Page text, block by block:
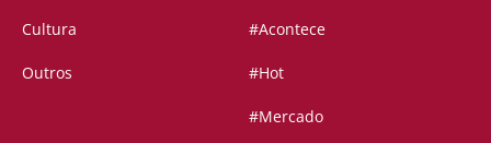
Cultura
Outros
#Acontece
#Hot
#Mercado